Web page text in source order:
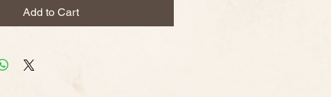
Add to Cart